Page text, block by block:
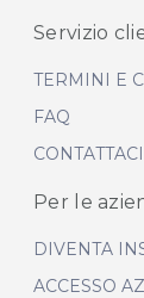
Servizio
TERMINI E
FAQ
CONTATTACI
Per le
DIVENTA
ACCESSO